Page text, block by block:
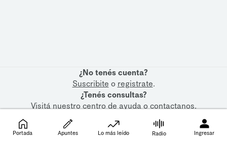
¿No tenés cuenta?
Suscribite o registrate.
¿Tenés consultas?
Visitá nuestrocentro de ayudaocontactanos.
Portada Apuntes Lo más leído Radio Ingresar